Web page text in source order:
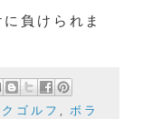
負けられま
ゴルフ ,ボラ